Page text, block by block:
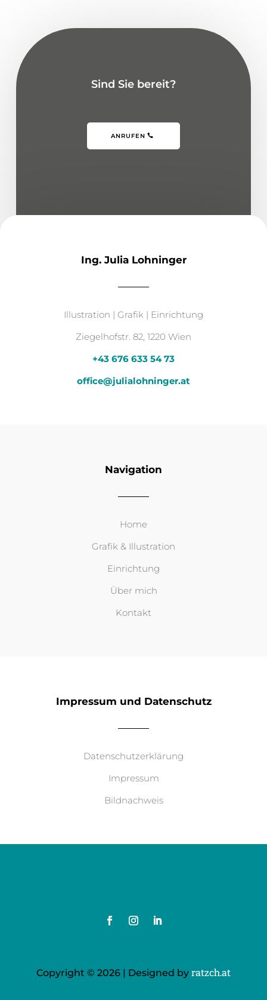
Sind Sie bereit?
ANRUFEN
Ing. Julia Lohninger
Illustration | Grafik | Einrichtung
Ziegelhofstr. 82, 1220 Wien
+43 676 633 54 73
office@julialohninger.at
Navigation
Home
Grafik & Illustration
Einrichtung
Über mich
Kontakt
Impressum und Datenschutz
Datenschutzerklärung
Impressum
Bildnachweis
Copyright © 2026 | Designed by ratzch.at